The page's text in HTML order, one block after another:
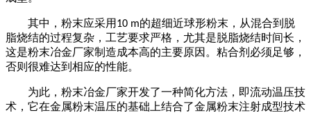
其中，粉末应采用 10 m的超细近球形粉末，从混合到脱
脂烧结的过程复杂，工艺要求严格，尤其是脱脂烧结时间长，
这是粉末冶金厂家制造成本高的主要原因。粘合剂必须足够，
否则很难达到相应的性能。
为此，粉末冶金厂家开发了一种简化方法，即流动温压技
术，它在金属粉末温压的基础上结合了金属粉末注射成型技术